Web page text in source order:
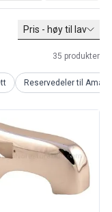
Pris - høy til lav
35 produkter
Reservedeler til